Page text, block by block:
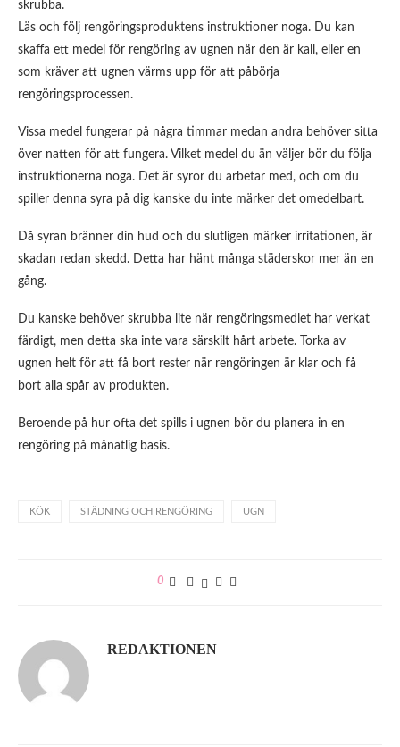
skrubba.
Läs och följ rengöringsproduktens instruktioner noga. Du kan
skaffa ett medel för rengöring av ugnen när den är kall, eller en
som kräver att ugnen värms upp för att påbörja
rengöringsprocessen.
Vissa medel fungerar på några timmar medan andra behöver sitta
över natten för att fungera. Vilket medel du än väljer bör du följa
instruktionerna noga. Det är syror du arbetar med, och om du
spiller denna syra på dig kanske du inte märker det omedelbart.
Då syran bränner din hud och du slutligen märker irritationen, är
skadan redan skedd. Detta har hänt många städerskor mer än en
gång.
Du kanske behöver skrubba lite när rengöringsmedlet har verkat
färdigt, men detta ska inte vara särskilt hårt arbete. Torka av
ugnen helt för att få bort rester när rengöringen är klar och få
bort alla spår av produkten.
Beroende på hur ofta det spills i ugnen bör du planera in en
rengöring på månatlig basis.
KÖK STÄDNING OCH RENGÖRING UGN
0
REDAKTIONEN